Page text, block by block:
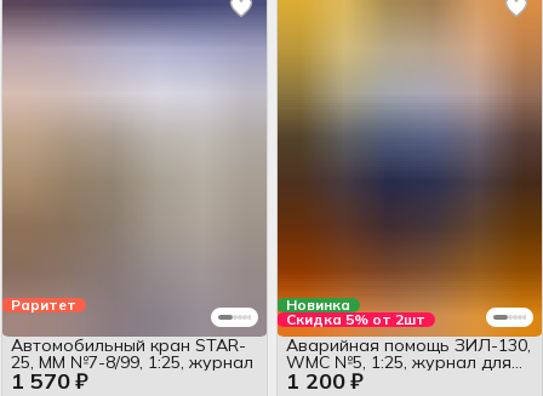
Раритет
1 570 ₽
Автомобильный кран STAR-
25, MM №7-8/99, 1:25, журнал
Новинка
Скидка 5% от 2шт
1 200 ₽
Аварийная помощь ЗИЛ-130,
WMC №5, 1:25, журнал для
сборки